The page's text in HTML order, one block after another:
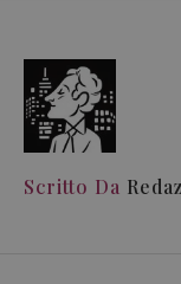
Scritto Da